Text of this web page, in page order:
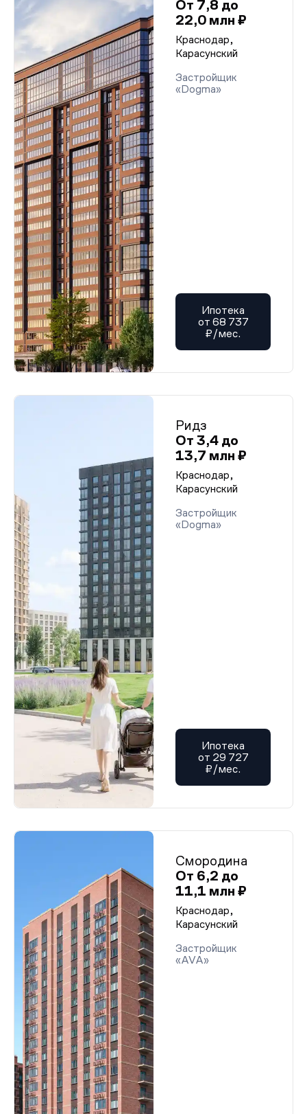
От 7,8 до
22,0 млн ₽
Краснодар,
Карасунский
Застройщик
«Dogma»
Ипотека
от 68 737
₽/мес.
Ридз
От 3,4 до
13,7 млн ₽
Краснодар,
Карасунский
Застройщик
«Dogma»
Ипотека
от 29 727
₽/мес.
Смородина
От 6,2 до
11,1 млн ₽
Краснодар,
Карасунский
Застройщик
«AVA»